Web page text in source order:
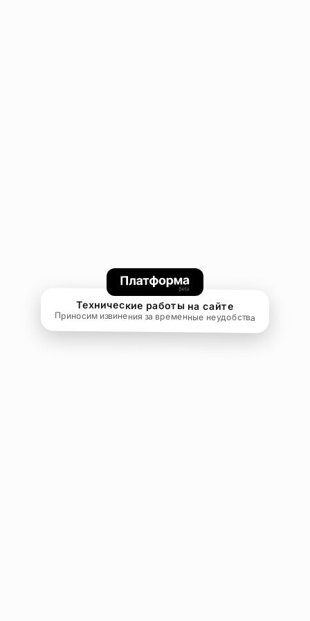
Технические работы на сайте
Приносим извинения за временные неудобства